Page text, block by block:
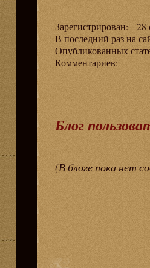
Зарегистрирован: 28
В последний раз на
Опубликованных
Комментариев:
Блог
(В блоге пока нет